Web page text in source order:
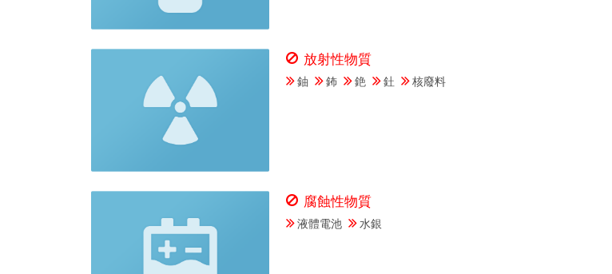
放射性物質
鈾 鈽 銫 釷 核廢料
腐蝕性物質
液體電池 水銀